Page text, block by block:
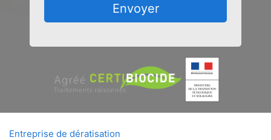
Envoyer
Entreprise de dératisation